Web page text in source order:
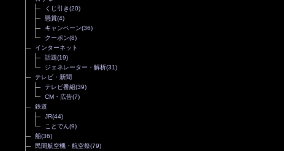
くじ引き(20)
懸賞(4)
キャンペーン(36)
クーポン(8)
インターネット
話題(19)
ジェネレーター・解析(31)
テレビ・新聞
テレビ番組(39)
CM・広告(7)
鉄道
JR(44)
ことでん(9)
船(36)
民間航空機・航空祭(79)